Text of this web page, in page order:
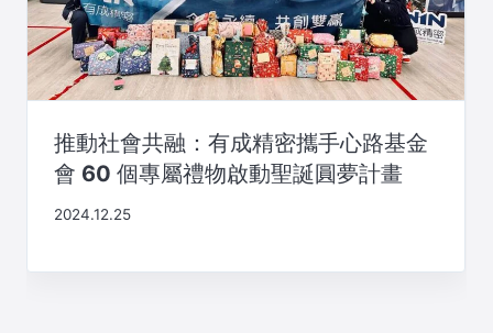
推動社會共融：有成精密攜手心路基金
會 60 個專屬禮物啟動聖誕圓夢計畫
2024.12.25